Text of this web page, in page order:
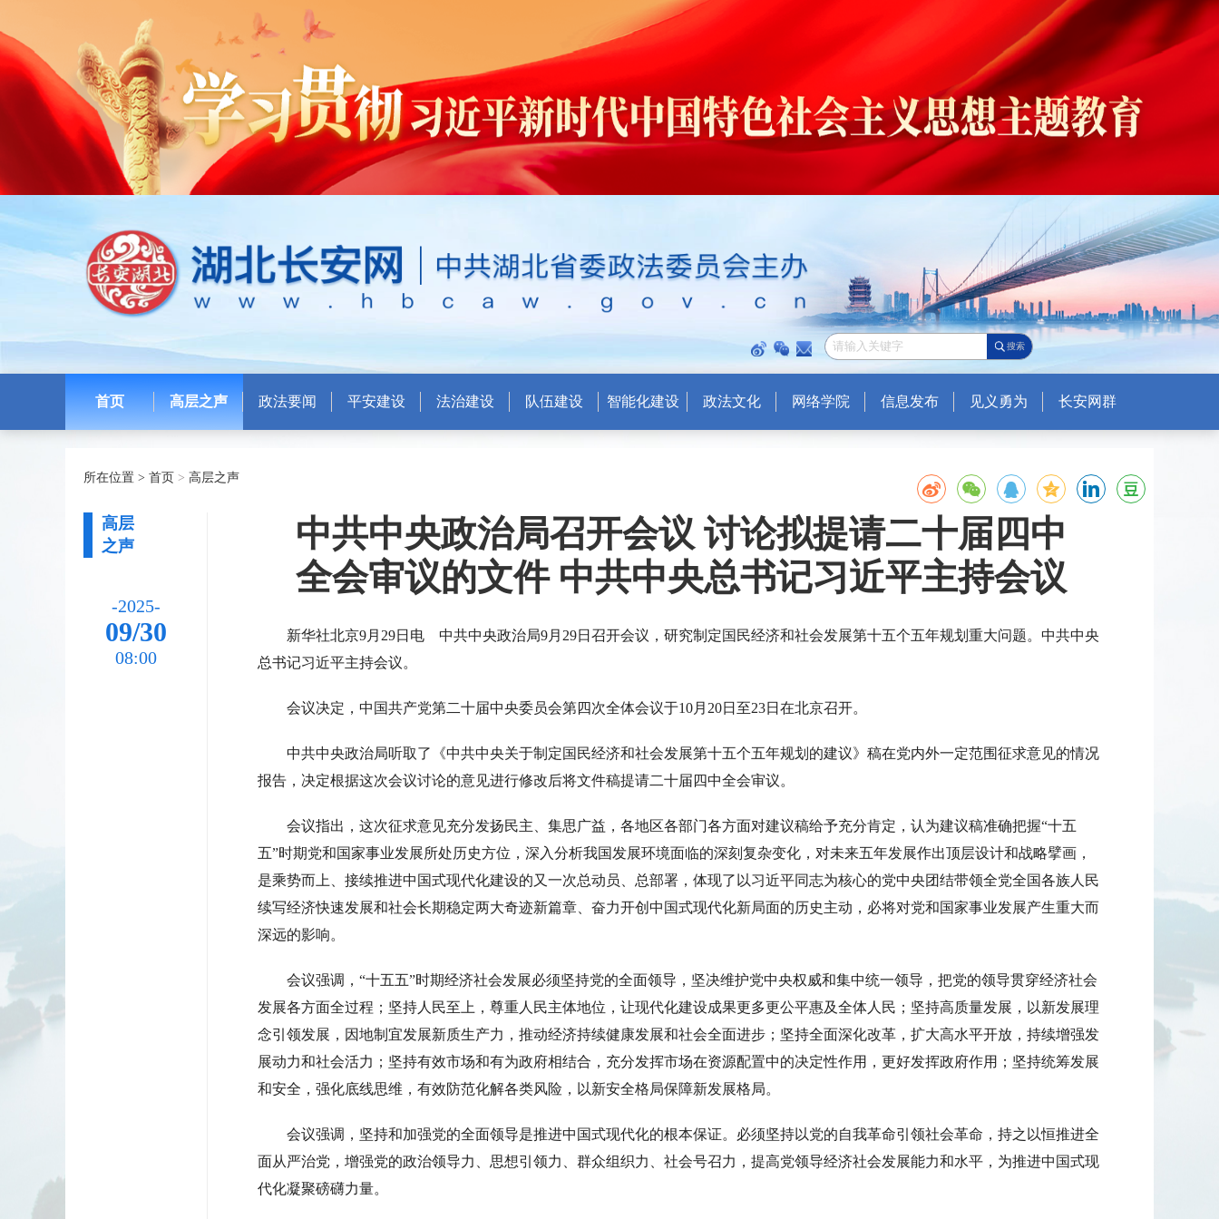
搜索
首页 高层之声 政法要闻 平安建设 法治建设 队伍建设 智能化建设 政法文化 网络学院 信息发布 见义勇为 长安网群
所在位置 > 首页 > 高层之声
高层
之声
-2025-
09/30
08:00
中共中央政治局召开会议 讨论拟提请二十届四中
全会审议的文件 中共中央总书记习近平主持会议
新华社北京9月29日电 中共中央政治局9月29日召开会议，研究制定国民经济和社会发展第十五个五年规划重大问题。中共中央
总书记习近平主持会议。
会议决定，中国共产党第二十届中央委员会第四次全体会议于10月20日至23日在北京召开。
中共中央政治局听取了《中共中央关于制定国民经济和社会发展第十五个五年规划的建议》稿在党内外一定范围征求意见的情况
报告，决定根据这次会议讨论的意见进行修改后将文件稿提请二十届四中全会审议。
会议指出，这次征求意见充分发扬民主、集思广益，各地区各部门各方面对建议稿给予充分肯定，认为建议稿准确把握“十五
五”时期党和国家事业发展所处历史方位，深入分析我国发展环境面临的深刻复杂变化，对未来五年发展作出顶层设计和战略擘画，
是乘势而上、接续推进中国式现代化建设的又一次总动员、总部署，体现了以习近平同志为核心的党中央团结带领全党全国各族人民
续写经济快速发展和社会长期稳定两大奇迹新篇章、奋力开创中国式现代化新局面的历史主动，必将对党和国家事业发展产生重大而
深远的影响。
会议强调，“十五五”时期经济社会发展必须坚持党的全面领导，坚决维护党中央权威和集中统一领导，把党的领导贯穿经济社会
发展各方面全过程；坚持人民至上，尊重人民主体地位，让现代化建设成果更多更公平惠及全体人民；坚持高质量发展，以新发展理
念引领发展，因地制宜发展新质生产力，推动经济持续健康发展和社会全面进步；坚持全面深化改革，扩大高水平开放，持续增强发
展动力和社会活力；坚持有效市场和有为政府相结合，充分发挥市场在资源配置中的决定性作用，更好发挥政府作用；坚持统筹发展
和安全，强化底线思维，有效防范化解各类风险，以新安全格局保障新发展格局。
会议强调，坚持和加强党的全面领导是推进中国式现代化的根本保证。必须坚持以党的自我革命引领社会革命，持之以恒推进全
面从严治党，增强党的政治领导力、思想引领力、群众组织力、社会号召力，提高党领导经济社会发展能力和水平，为推进中国式现
代化凝聚磅礴力量。